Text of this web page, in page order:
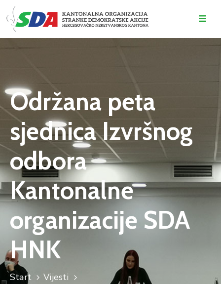
VIJESTI
KONTAKT
Održana peta
sjednica Izvršnog
odbora
Kantonalne
organizacije SDA
HNK
Start
Vijesti